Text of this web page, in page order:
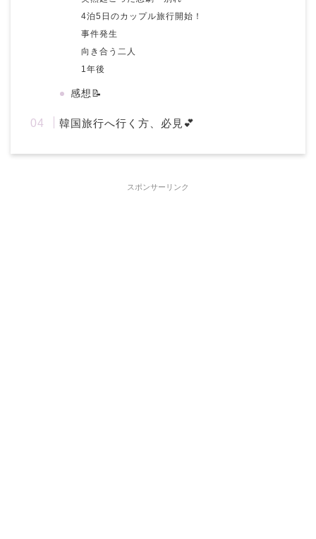
4泊5日のカップル旅行開始！
事件発生
向き合う二人
1年後
感想📝
韓国旅行へ行く方、必見💕
スポンサーリンク